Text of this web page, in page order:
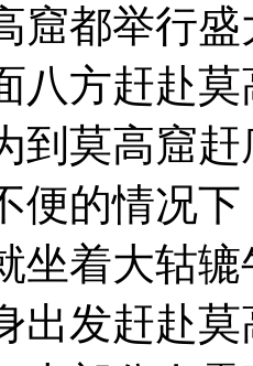
窟都举行
八方赶赴
到莫高窟
便的情况
坐着大轱
出发赶赴